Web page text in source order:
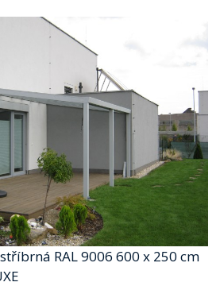
RAL 9006 600 x 250 cm